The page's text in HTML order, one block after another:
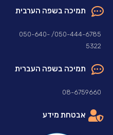
תמיכה בשפה הערבית
050-444-6785/ 050-640-
5322
תמיכה בשפה העברית
08-6759660
אבטחת מידע